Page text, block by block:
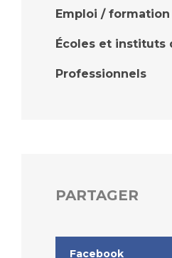
Emploi / formation
Écoles et instituts
Professionnels
PARTAGER
Facebook